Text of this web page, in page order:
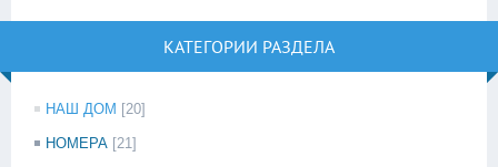
КАТЕГОРИИ РАЗДЕЛА
НАШ ДОМ [20]
НОМЕРА [21]